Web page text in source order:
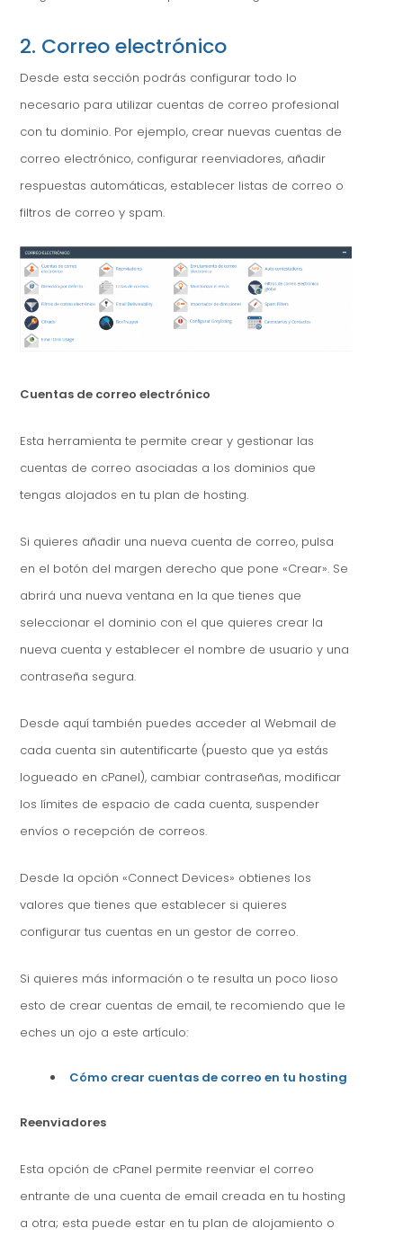
2. Correo electrónico
Desde esta sección podrás configurar todo lo
necesario para utilizar cuentas de correo profesional
con tu dominio. Por ejemplo, crear nuevas cuentas de
correo electrónico, configurar reenviadores, añadir
respuestas automáticas, establecer listas de correo o
filtros de correo y spam.
Cuentas de correo electrónico
Esta herramienta te permite crear y gestionar las
cuentas de correo asociadas a los dominios que
tengas alojados en tu plan de hosting.
Si quieres añadir una nueva cuenta de correo, pulsa
en el botón del margen derecho que pone «Crear». Se
abrirá una nueva ventana en la que tienes que
seleccionar el dominio con el que quieres crear la
nueva cuenta y establecer el nombre de usuario y una
contraseña segura.
Desde aquí también puedes acceder al Webmail de
cada cuenta sin autentificarte (puesto que ya estás
logueado en cPanel), cambiar contraseñas, modificar
los límites de espacio de cada cuenta, suspender
envíos o recepción de correos.
Desde la opción «Connect Devices» obtienes los
valores que tienes que establecer si quieres
configurar tus cuentas en un gestor de correo.
Si quieres más información o te resulta un poco lioso
esto de crear cuentas de email, te recomiendo que le
eches un ojo a este artículo:
Cómo crear cuentas de correo en tu hosting
Reenviadores
Esta opción de cPanel permite reenviar el correo
entrante de una cuenta de email creada en tu hosting
a otra; esta puede estar en tu plan de alojamiento o